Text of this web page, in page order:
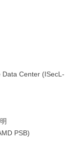
Center (ISecL-
PSB)